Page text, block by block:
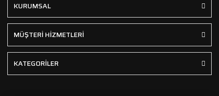
KURUMSAL
MÜŞTERİ HİZMETLERİ
KATEGORİLER